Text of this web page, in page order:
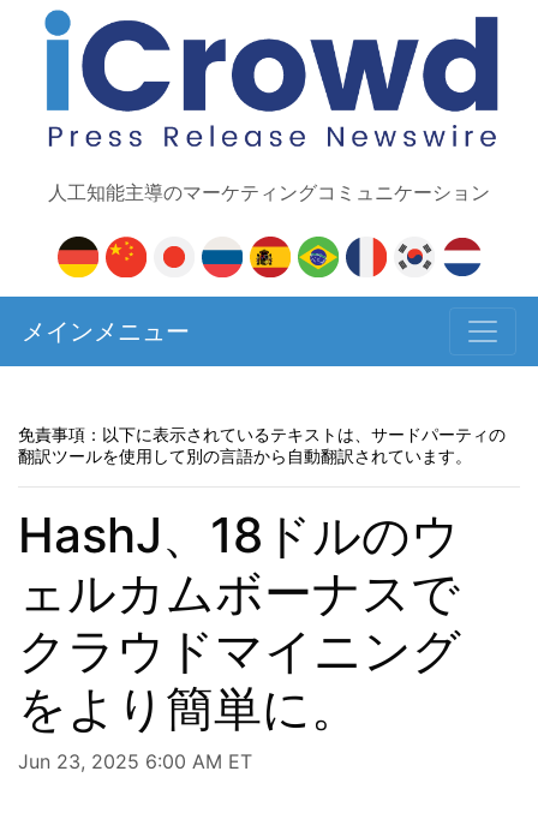
人工知能主導のマーケティングコミュニケーション
メインメニュー
免責事項：以下に表示されているテキストは、サードパーティの
翻訳ツールを使用して別の言語から自動翻訳されています。
HashJ、18ドルのウ
ェルカムボーナスで
クラウドマイニング
をより簡単に。
Jun 23, 2025 6:00 AM ET